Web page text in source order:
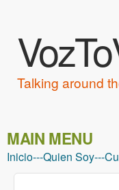
Talking around
MAIN MENU
Inicio---Quien Soy---